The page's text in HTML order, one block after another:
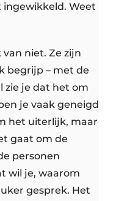
ingewikkeld. Weet
niet. Ze zijn
begrijp – met de
zie je dat het om
je vaak geneigd
het uiterlijk, maar
gaat om de
personen
wil je, waarom
gesprek. Het